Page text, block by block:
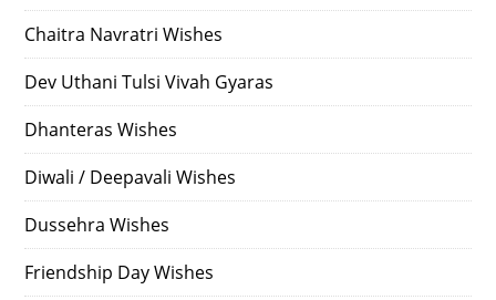
Chaitra Navratri Wishes
Dev Uthani Tulsi Vivah Gyaras
Dhanteras Wishes
Diwali / Deepavali Wishes
Dussehra Wishes
Friendship Day Wishes